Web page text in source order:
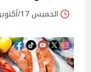
الخميس 17/أكتوبر/2024 - 09:19 ص